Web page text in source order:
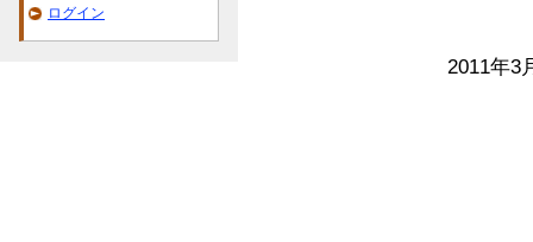
2011年3
ログイン